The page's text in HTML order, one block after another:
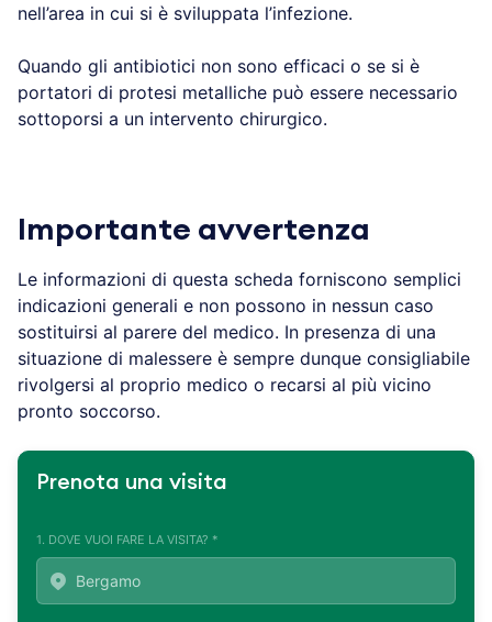
nell’area in cui si è sviluppata l’infezione.
Quando gli antibiotici non sono efficaci o se si è
portatori di protesi metalliche può essere necessario
sottoporsi a un intervento chirurgico.
Importante avvertenza
Le informazioni di questa scheda forniscono semplici
indicazioni generali e non possono in nessun caso
sostituirsi al parere del medico. In presenza di una
situazione di malessere è sempre dunque consigliabile
rivolgersi al proprio medico o recarsi al più vicino
pronto soccorso.
Prenota una visita
1. DOVE VUOI FARE LA VISITA? *